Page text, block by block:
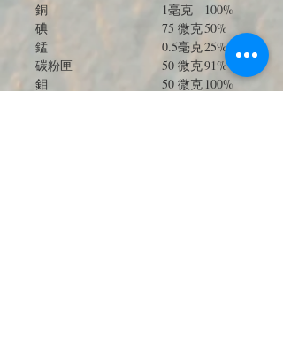
銅
1毫克
100%
碘
75 微克50%
錳
0.5毫克25%
碳粉匣
50 微克91%
鉬
50 微克 100%